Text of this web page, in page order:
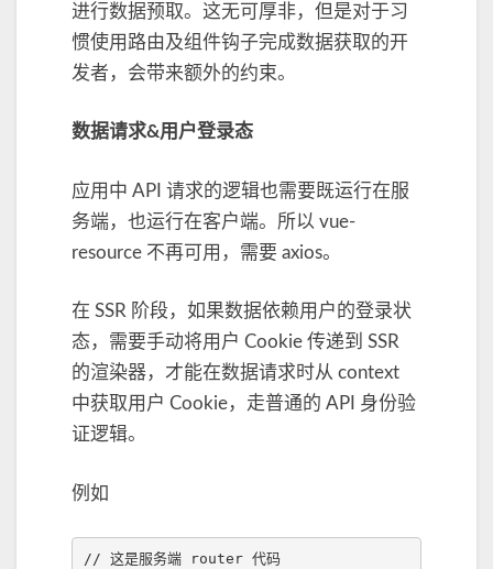
进行数据预取。这无可厚非，但是对于习
惯使用路由及组件钩子完成数据获取的开
发者，会带来额外的约束。
数据请求&用户登录态
应用中 API 请求的逻辑也需要既运行在服
务端，也运行在客户端。所以 vue-
resource 不再可用，需要 axios。
在 SSR 阶段，如果数据依赖用户的登录状
态，需要手动将用户 Cookie 传递到 SSR
的渲染器，才能在数据请求时从 context
中获取用户 Cookie，走普通的 API 身份验
证逻辑。
例如
// 这是服务端 router 代码